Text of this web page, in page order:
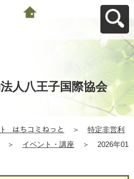
人八王子国際協会
ﾄ はちコミねっと ＞
特定非営利
＞ イベント・講座 ＞
2026年01